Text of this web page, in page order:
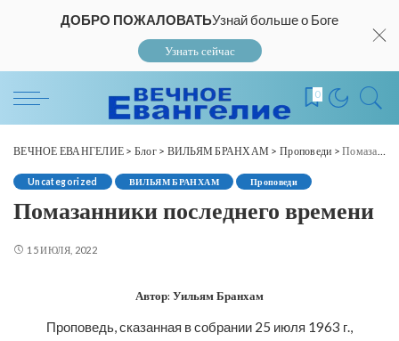
ДОБРО ПОЖАЛОВАТЬУзнай больше о Боге
Узнать сейчас
0
ВЕЧНОЕ ЕВАНГЕЛИЕ > Блог> ВИЛЬЯМ БРАНХАМ > Проповеди >Помазанники последнего времени
Uncategorized ВИЛЬЯМ БРАНХАМ Проповеди
Помазанники последнего времени
15 ИЮЛЯ, 2022
Автор: Уильям Бранхам
Проповедь, сказанная в собрании 25 июля 1963 г.,